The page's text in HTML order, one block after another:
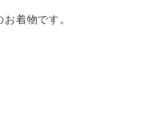
着物です。